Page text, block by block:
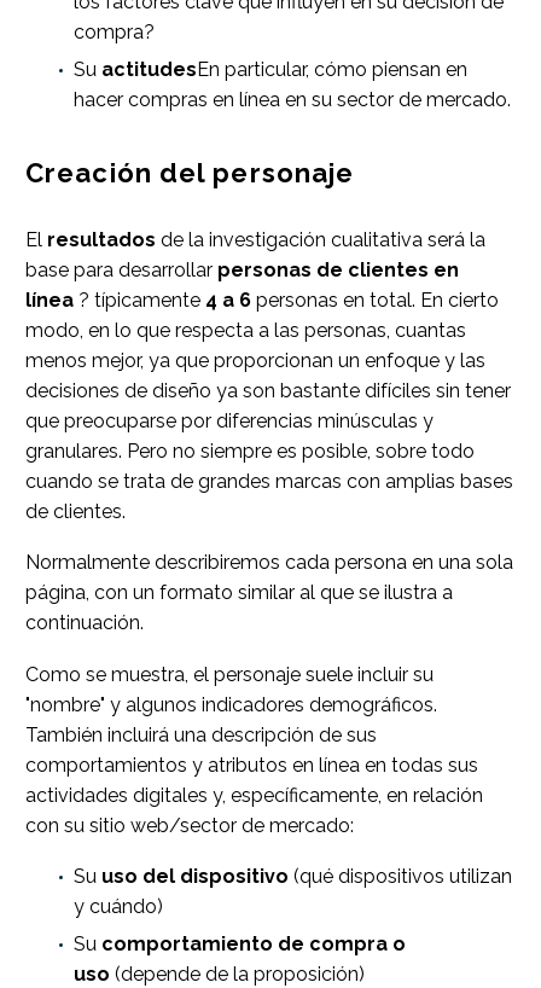
compra?
Su actitudesEn particular, cómo piensan en
hacer compras en línea en su sector de mercado.
Creación del personaje
El resultados de la investigación cualitativa será la
base para desarrollar personas de clientes en
línea ? típicamente 4 a 6 personas en total. En cierto
modo, en lo que respecta a las personas, cuantas
menos mejor, ya que proporcionan un enfoque y las
decisiones de diseño ya son bastante difíciles sin tener
que preocuparse por diferencias minúsculas y
granulares. Pero no siempre es posible, sobre todo
cuando se trata de grandes marcas con amplias bases
de clientes.
Normalmente describiremos cada persona en una sola
página, con un formato similar al que se ilustra a
continuación.
Como se muestra, el personaje suele incluir su
"nombre" y algunos indicadores demográficos.
También incluirá una descripción de sus
comportamientos y atributos en línea en todas sus
actividades digitales y, específicamente, en relación
con su sitio web/sector de mercado:
Su uso del dispositivo (qué dispositivos utilizan
y cuándo)
Su comportamiento de compra o
uso (depende de la proposición)